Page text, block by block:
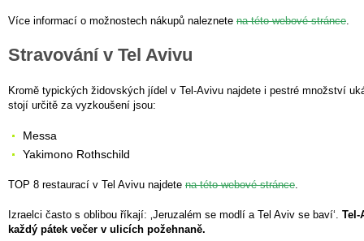
Více informací o možnostech nákupů naleznete na této webové stránce.
Stravování v Tel Avivu
Kromě typických židovských jídel v Tel-Avivu najdete i pestré množství
stojí určitě za vyzkoušení jsou:
Messa
Yakimono Rothschild
TOP 8 restaurací v Tel Avivu najdete na této webové stránce
Izraelci často s oblibou říkají: ‚Jeruzalém se modlí a Tel Aviv se baví‘. Tel-
každý pátek večer v ulicích požehnaně.